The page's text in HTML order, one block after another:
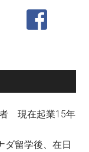
者 現在起業15年
ダ留学後、在日